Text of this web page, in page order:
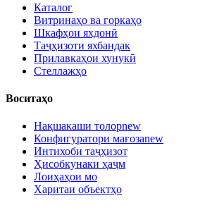
Каталог
Витринаҳо ва горкаҳо
Шкафҳои яхдонӣ
Таҷҳизоти яхбандак
Прилавкаҳои хунукӣ
Стеллажҳо
Воситаҳо
Нақшакаши толорnew
Конфигуратори мағозаnew
Интихоби таҷҳизот
Ҳисобкунаки ҳаҷм
Лоиҳаҳои мо
Харитаи объектҳо